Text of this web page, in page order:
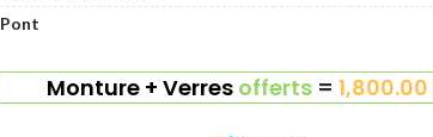
Pont
Monture + Verres offerts = 1,800.00